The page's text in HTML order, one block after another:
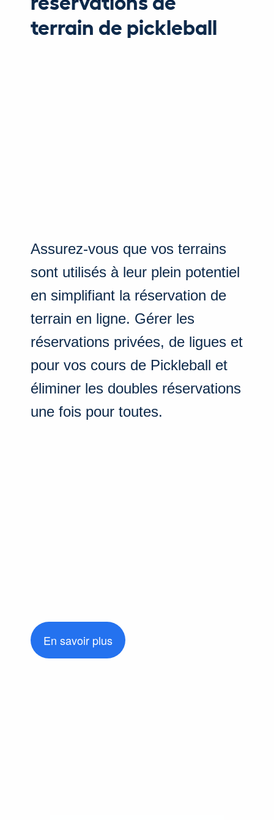
terrain de pickleball
Assurez-vous que vos terrains
sont utilisés à leur plein potentiel
en simplifiant la réservation de
terrain en ligne. Gérer les
réservations privées, de ligues et
pour vos cours de Pickleball et
éliminer les doubles réservations
une fois pour toutes.
En savoir plus